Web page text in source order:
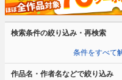
検索条件の絞り込み・再検索
条件をすべて
作品名・作者名などで絞り込み